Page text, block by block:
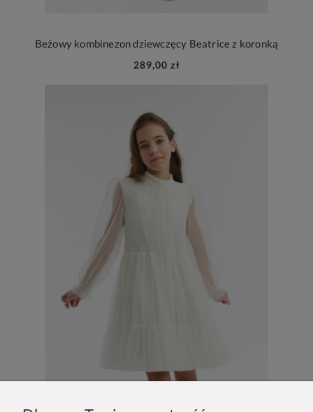
Beżowy kombinezon dziewczęcy Beatrice z koronką
289,00 zł